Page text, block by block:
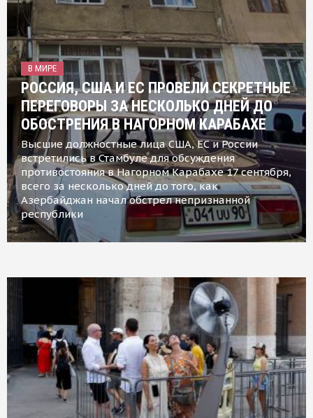
В МИРЕ
РОССИЯ, США И ЕС ПРОВЕЛИ СЕКРЕТНЫЕ
ПЕРЕГОВОРЫ ЗА НЕСКОЛЬКО ДНЕЙ ДО
ОБОСТРЕНИЯ В НАГОРНОМ КАРАБАХЕ
Высшие должностные лица США, ЕС и России
встретились в Стамбуле для обсуждения
противостояния в Нагорном Карабахе 17 сентября,
всего за несколько дней до того, как
Азербайджан начал обстрел непризнанной
республики